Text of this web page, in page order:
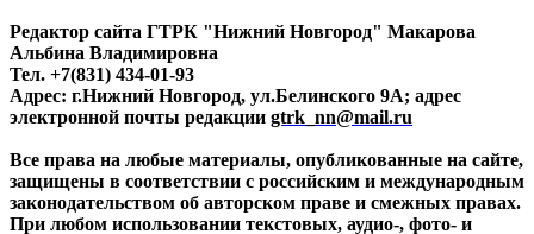
Редактор сайта ГТРК "Нижний Новгород" Макарова
Альбина Владимировна
Тел. +7(831) 434-01-93
Адрес: г.Нижний Новгород, ул.Белинского 9А; адрес
электронной почты редакции gtrk_nn@mail.ru
Все права на любые материалы, опубликованные на сайте,
защищены в соответствии с российским и международным
законодательством об авторском праве и смежных правах.
При любом использовании текстовых, аудио-, фото- и